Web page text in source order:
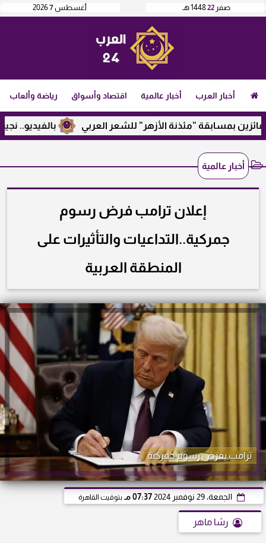
أغسطس7
2026 صفر 221448 هـ
أخبار العرب أخبار عالمية اقتصاد وأسواق رياضة وألعاب
بالفيديو.. نجيب بمسابقة ”مئذنة الأزهر” للشعر العربي
أخبار عالمية
إعلان ترامب فرض رسوم
جمركية..التداعيات والتأثيرات على
المنطقة العربية
ترامب يفرض رسوم جمركية
الجمعة، 29 نوفمبر 2024 07:37 مـ بتوقيت القاهرة
رشا ماهر